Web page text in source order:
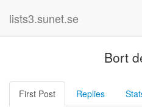
lists3.sunet.se
Bort
First Post Replies